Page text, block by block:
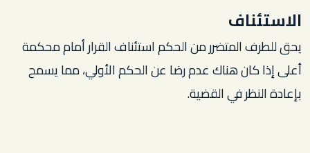
الاستئناف
يحق للطرف المتضرر من الحكم استئناف القرار أمام محكمة
أعلى إذا كان هناك عدم رضا عن الحكم الأولي، مما يسمح
بإعادة النظر في القضية.